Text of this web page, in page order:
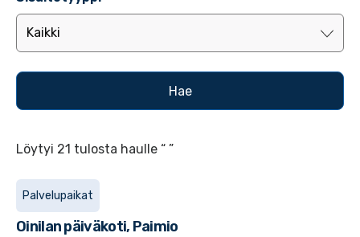
Löytyi 21 tulosta haulle “ ”
Palvelupaikat
Oinilan päiväkoti, Paimio